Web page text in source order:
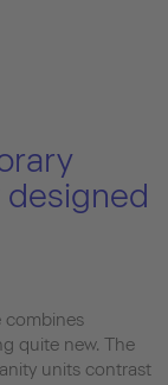
combines
quite new. The
units contrast